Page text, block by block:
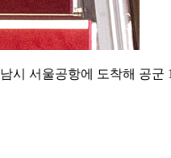
시 서울공항에 도착해 공군